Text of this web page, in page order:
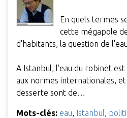
En quels termes
cette mégapole
d'habitants, la question de
A Istanbul, l'eau du robinet
aux normes internationales, et
desserte sont de…
Mots-clés: eau, Istanbul,